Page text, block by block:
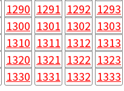
1290 1291 1292 1293
1300 1301 1302 1303
1310 1311 1312 1313
1320 1321 1322 1323
1330 1331 1332 1333